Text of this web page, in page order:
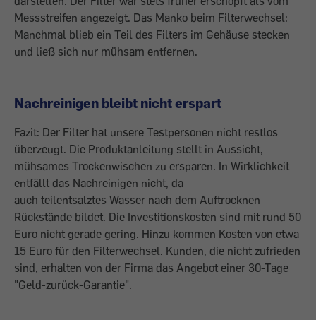
Messstreifen angezeigt. Das Manko beim Filterwechsel:
Manchmal blieb ein Teil des Filters im Gehäuse stecken
und ließ sich nur mühsam entfernen.
Nachreinigen bleibt nicht erspart
Fazit: Der Filter hat unsere Testpersonen nicht restlos
überzeugt. Die Produktanleitung stellt in Aussicht,
mühsames Trockenwischen zu ersparen. In Wirklichkeit
entfällt das Nachreinigen nicht, da
auch teilentsalztes Wasser nach dem Auftrocknen
Rückstände bildet. Die Investitionskosten sind mit rund 50
Euro nicht gerade gering. Hinzu kommen Kosten von etwa
15 Euro für den Filterwechsel. Kunden, die nicht zufrieden
sind, erhalten von der Firma das Angebot einer 30-Tage
"Geld-zurück-Garantie".